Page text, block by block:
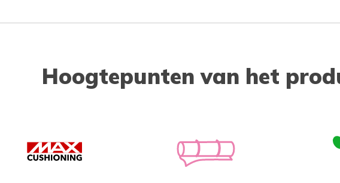
Hoogtepunten van het